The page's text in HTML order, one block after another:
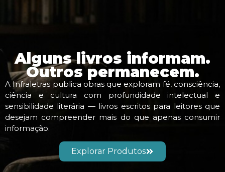
Alguns livros informam.
Outros permanecem.
A Infraletras publica obras que exploram fé, consciência,
ciência e cultura com profundidade intelectual e
sensibilidade literária — livros escritos para leitores que
desejam compreender mais do que apenas consumir
informação.
Explorar Produtos